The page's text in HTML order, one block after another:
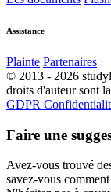
Assistance
Plainte Partenaires
© 2013 - 2026
droits d'auteur sont
GDPR
Faire une
Avez-vous trouvé
savez-vous